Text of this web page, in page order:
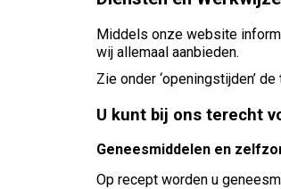
Middels onze website
wij allemaal aanbieden.
Zie onder ‘openingstijden’
U kunt bij ons terecht
Geneesmiddelen en
Op recept worden u